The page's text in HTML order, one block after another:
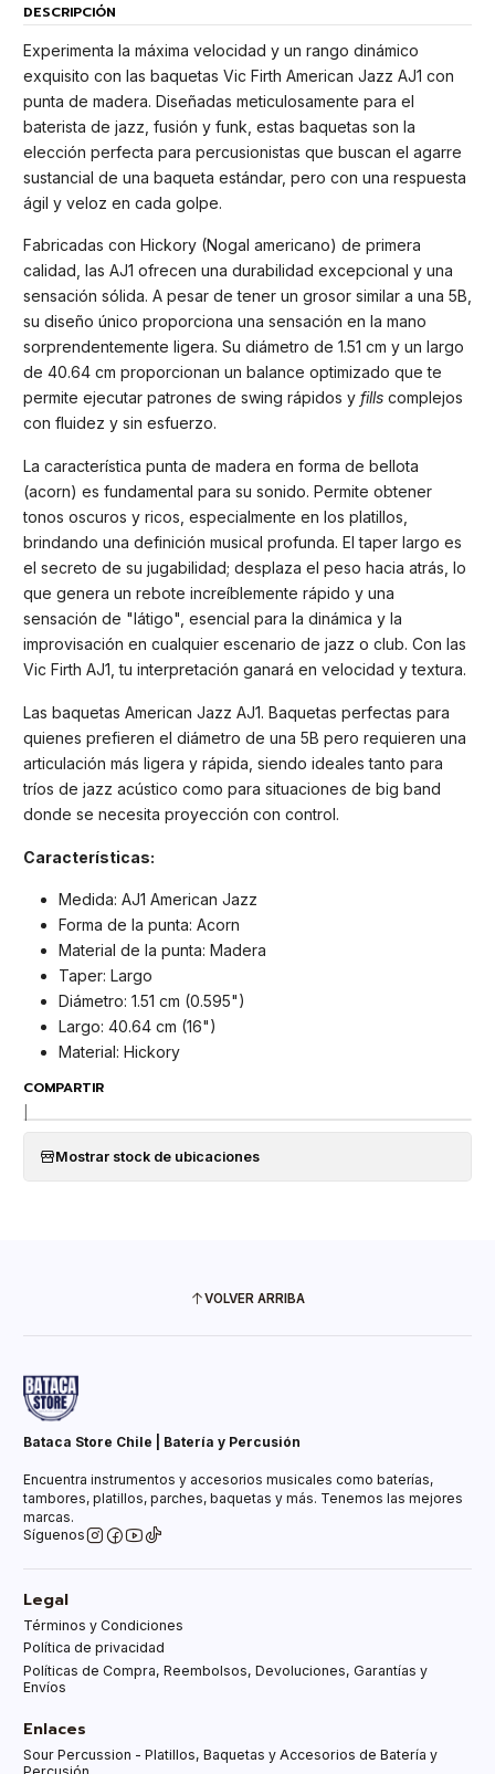
DESCRIPCIÓN
Experimenta la máxima velocidad y un rango dinámico
exquisito con las baquetas Vic Firth American Jazz AJ1 con
punta de madera. Diseñadas meticulosamente para el
baterista de jazz, fusión y funk, estas baquetas son la
elección perfecta para percusionistas que buscan el agarre
sustancial de una baqueta estándar, pero con una respuesta
ágil y veloz en cada golpe.
Fabricadas con Hickory (Nogal americano) de primera
calidad, las AJ1 ofrecen una durabilidad excepcional y una
sensación sólida. A pesar de tener un grosor similar a una 5B,
su diseño único proporciona una sensación en la mano
sorprendentemente ligera. Su diámetro de 1.51 cm y un largo
de 40.64 cm proporcionan un balance optimizado que te
permite ejecutar patrones de swing rápidos y fills complejos
con fluidez y sin esfuerzo.
La característica punta de madera en forma de bellota
(acorn) es fundamental para su sonido. Permite obtener
tonos oscuros y ricos, especialmente en los platillos,
brindando una definición musical profunda. El taper largo es
el secreto de su jugabilidad; desplaza el peso hacia atrás, lo
que genera un rebote increíblemente rápido y una
sensación de "látigo", esencial para la dinámica y la
improvisación en cualquier escenario de jazz o club. Con las
Vic Firth AJ1, tu interpretación ganará en velocidad y textura.
Las baquetas American Jazz AJ1. Baquetas perfectas para
quienes prefieren el diámetro de una 5B pero requieren una
articulación más ligera y rápida, siendo ideales tanto para
tríos de jazz acústico como para situaciones de big band
donde se necesita proyección con control.
Características:
Medida: AJ1 American Jazz
Forma de la punta: Acorn
Material de la punta: Madera
Taper: Largo
Diámetro: 1.51 cm (0.595")
Largo: 40.64 cm (16")
Material: Hickory
COMPARTIR
Mostrar stock de ubicaciones
VOLVER ARRIBA
Bataca Store Chile | Batería y Percusión
Encuentra instrumentos y accesorios musicales como baterías,
tambores, platillos, parches, baquetas y más. Tenemos las mejores
marcas.
Síguenos
Legal
Términos y Condiciones
Política de privacidad
Políticas de Compra, Reembolsos, Devoluciones, Garantías y
Envíos
Enlaces
Sour Percussion - Platillos, Baquetas y Accesorios de Batería y